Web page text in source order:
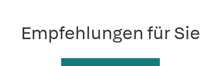
Empfehlungen für Sie